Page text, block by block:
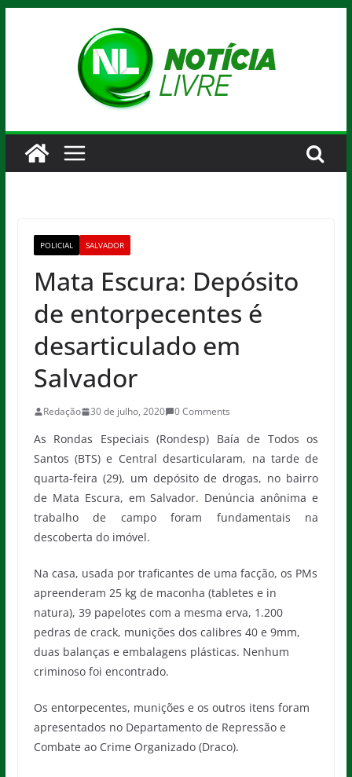
POLICIAL SALVADOR
Mata Escura: Depósito
de entorpecentes é
desarticulado em
Salvador
Redação 30 de julho, 2020 0 Comments
As Rondas Especiais (Rondesp) Baía de Todos os
Santos (BTS) e Central desarticularam, na tarde de
quarta-feira (29), um depósito de drogas, no bairro
de Mata Escura, em Salvador. Denúncia anônima e
trabalho de campo foram fundamentais na
descoberta do imóvel.
Na casa, usada por traficantes de uma facção, os PMs
apreenderam 25 kg de maconha (tabletes e in
natura), 39 papelotes com a mesma erva, 1.200
pedras de crack, munições dos calibres 40 e 9mm,
duas balanças e embalagens plásticas. Nenhum
criminoso foi encontrado.
Os entorpecentes, munições e os outros itens foram
apresentados no Departamento de Repressão e
Combate ao Crime Organizado (Draco).